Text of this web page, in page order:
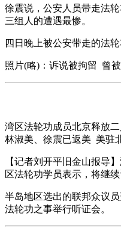
徐震说，公安人员带走法
三组人的遭遇最惨。
四日晚上被公安带走的法
照片(略)：诉说被拘留 曾
湾区法轮功成员北京释放二
林淑美、徐震已返美 美驻
【记者刘开平旧金山报导
区法轮功学员表示，将继
半岛地区选出的联邦众议
法轮功之事举行听证会。